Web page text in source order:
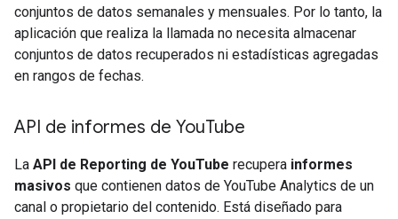
conjuntos de datos semanales y mensuales. Por lo tanto, la
aplicación que realiza la llamada no necesita almacenar
conjuntos de datos recuperados ni estadísticas agregadas
en rangos de fechas.
API de informes de YouTube
La API de Reporting de YouTube recupera informes
masivos que contienen datos de YouTube Analytics de un
canal o propietario del contenido. Está diseñado para